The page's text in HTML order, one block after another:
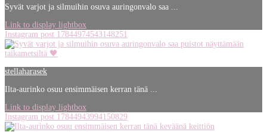
Syvät varjot ja silmuihin osuva auringonvalo saa ...
Link to display lightbox
Instagram post 17844974543148251
stellaharasek
Ilta-aurinko osuu ensimmäisen kerran tänä ...
Link to display lightbox
Instagram post 17844943994150829